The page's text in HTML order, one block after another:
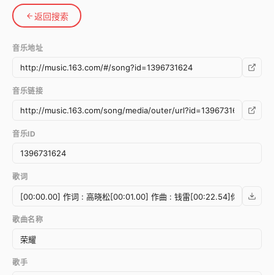
返回搜索
音乐地址
音乐链接
音乐ID
歌词
歌曲名称
歌手